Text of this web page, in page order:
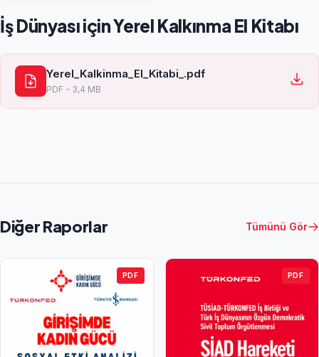
İş Dünyası için Yerel Kalkınma El Kitabı
Yerel_Kalkinma_El_Kitabi_.pdf
PDF - 3,4 MB
Diğer Raporlar Tümünü Gör
PDF PDF